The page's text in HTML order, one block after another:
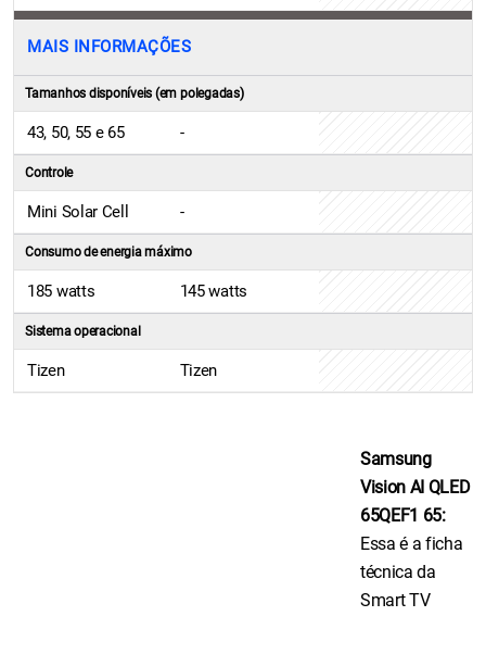
MAIS INFORMAÇÕES
Tamanhos disponíveis (em polegadas)
43, 50, 55 e 65 -
Controle
Mini Solar Cell -
Consumo de energia máximo
185 watts 145 watts
Sistema operacional
Tizen Tizen
Samsung
Vision AI QLED
65QEF1 65:
Essa é a ficha
técnica da
Smart TV